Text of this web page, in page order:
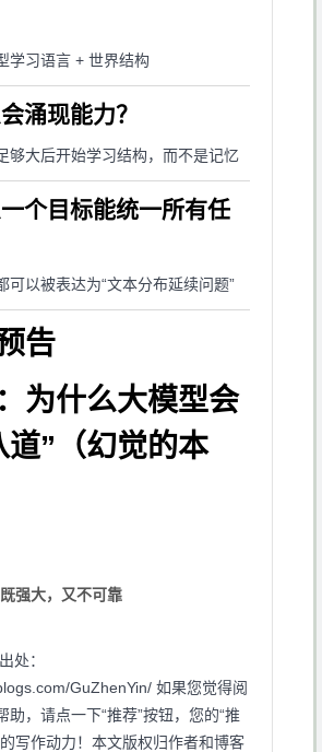
学习语言 + 世界结构
涌现能力？
够大后开始学习结构，而不是记忆
个目标能统一所有任
可以被表达为“文本分布延续问题”
告
为什么大模型会
道”（幻觉的本
强大，又不可靠
处：
GuZhenYin/ 如果您觉得阅
助，请点一下“推荐”按钮，您的“推
写作动力！本文版权归作者和博客